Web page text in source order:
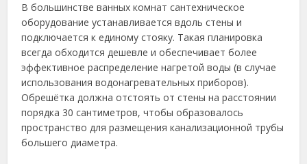
В большинстве ванных комнат сантехническое
оборудование устанавливается вдоль стены и
подключается к единому стояку. Такая планировка
всегда обходится дешевле и обеспечивает более
эффективное распределение нагретой воды (в случае
использования водонагревательных приборов).
Обрешётка должна отстоять от стены на расстоянии
порядка 30 сантиметров, чтобы образовалось
пространство для размещения канализационной трубы
большего диаметра.